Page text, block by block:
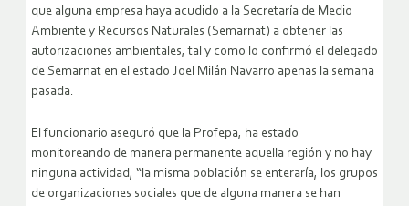
que alguna empresa haya acudido a la Secretaría de Medio
Ambiente y Recursos Naturales (Semarnat) a obtener las
autorizaciones ambientales, tal y como lo confirmó el delegado
de Semarnat en el estado Joel Milán Navarro apenas la semana
pasada.
El funcionario aseguró que la Profepa, ha estado
monitoreando de manera permanente aquella región y no hay
ninguna actividad, “la misma población se enteraría, los grupos
de organizaciones sociales que de alguna manera se han